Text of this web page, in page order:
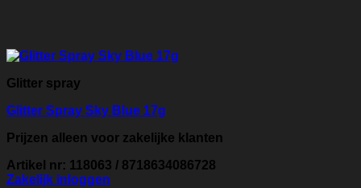
Glitter spray
Glitter Spray Sky Blue 17g
Prijzen alleen voor zakelijke klanten
Artikel nr: 118063 / 8718634086728
Zakelijk inloggen